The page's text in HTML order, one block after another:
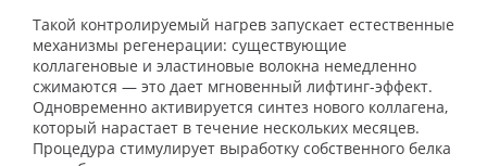
Такой контролируемый нагрев запускает естественные
механизмы регенерации: существующие
коллагеновые и эластиновые волокна немедленно
сжимаются — это дает мгновенный лифтинг-эффект.
Одновременно активируется синтез нового коллагена,
который нарастает в течение нескольких месяцев.
Процедура стимулирует выработку собственного белка